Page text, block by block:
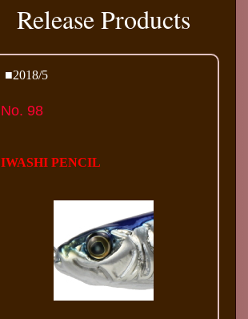
Release Products
■2018/5
No. 98
IWASHI PENCIL